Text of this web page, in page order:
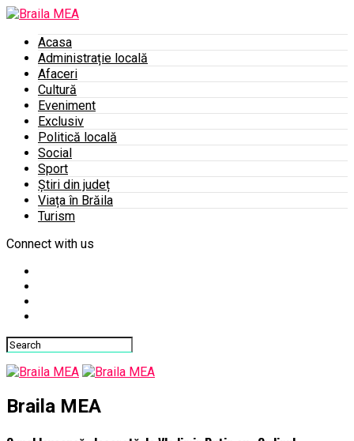
Acasa
Administrație locală
Afaceri
Cultură
Eveniment
Exclusiv
Politică locală
Social
Sport
Știri din județ
Viața în Brăila
Turism
Connect with us
Braila MEA